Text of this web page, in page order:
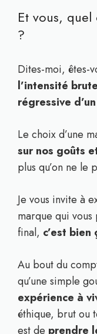
Et vous, quel
?
Dites-moi, êtes-
l’intensité
régressive
Le choix d’une
sur nos goûts
plus qu’on ne le
Je vous invite à
marque qui
final, c’est
Au bout du
qu’une simple
expérience à
éthique, brut ou
est de prendre